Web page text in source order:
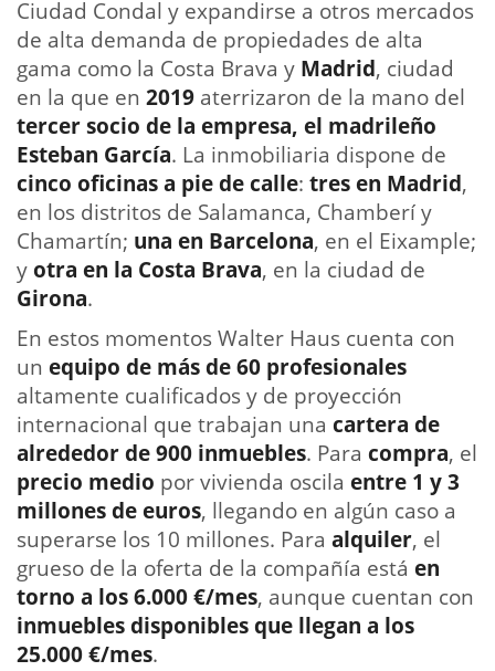
Ciudad Condal y expandirse a otros mercados
de alta demanda de propiedades de alta
gama como la Costa Brava y Madrid, ciudad
en la que en 2019 aterrizaron de la mano del
tercer socio de la empresa, el madrileño
Esteban García. La inmobiliaria dispone de
cinco oficinas a pie de calle: tres en Madrid,
en los distritos de Salamanca, Chamberí y
Chamartín; una en Barcelona, en el Eixample;
yotra en la Costa Brava, en la ciudad de
Girona.
En estos momentos Walter Haus cuenta con
un equipo de más de 60 profesionales
altamente cualificados y de proyección
internacional que trabajan una cartera de
alrededor de 900 inmuebles. Para compra, el
precio medio por vivienda oscila entre 1 y 3
millones de euros, llegando en algún caso a
superarse los 10 millones. Para alquiler, el
grueso de la oferta de la compañía está en
torno a los 6.000 €/mes, aunque cuentan con
inmuebles disponibles que llegan a los
25.000 €/mes.